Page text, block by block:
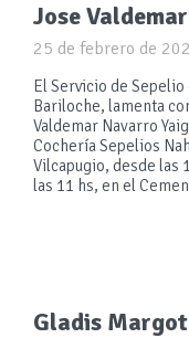
Jose
25 de febrero de
El Servicio de
Bariloche, lamenta
Valdemar Navarro
Cochería Sepelios
Vilcapugio, desde las
las 11 hs, en el
Gladis